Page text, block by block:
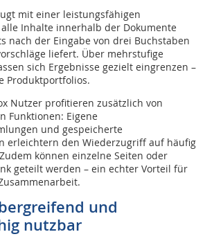
mit einer leistungsfähigen
Inhalte innerhalb der Dokumente
nach der Eingabe von drei Buchstaben
liefert. Über mehrstufige
sich Ergebnisse gezielt eingrenzen –
Produktportfolios.
Nutzer profitieren zusätzlich von
Funktionen: Eigene
und gespeicherte
erleichtern den Wiederzugriff auf häufig
können einzelne Seiten oder
geteilt werden – ein echter Vorteil für
und
nutzbar